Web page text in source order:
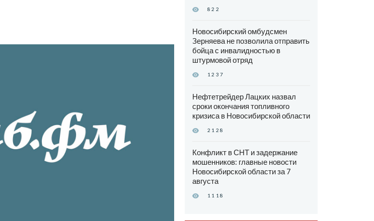
822
Новосибирский омбудсмен
Зерняева не позволила отправить
бойца с инвалидностью в
штурмовой отряд
1237
Нефтетрейдер Лацких назвал
сроки окончания топливного
кризиса в Новосибирской области
2128
Конфликт в СНТ и задержание
мошенников: главные новости
Новосибирской области за 7
августа
1118